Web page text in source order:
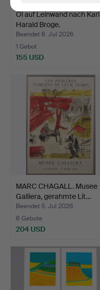
Öl auf Leinwand nach Karl
Harald Broge.
Beendet 8. Jul 2026
1 Gebot
155 USD
MARC CHAGALL. Musee
Galliera, gerahmte Lit…
Beendet 5. Jul 2026
8 Gebote
204 USD